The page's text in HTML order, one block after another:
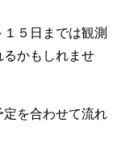
５日までは観測
るかもしれませ
を合わせて流れ